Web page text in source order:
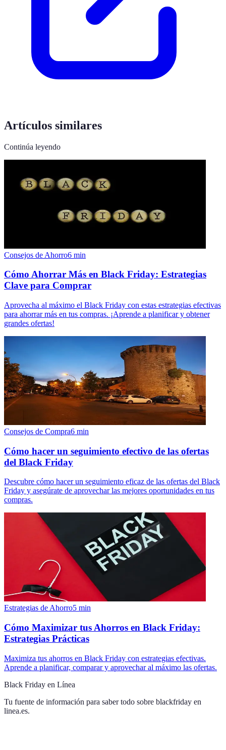
Artículos similares
Continúa leyendo
Consejos de Ahorro6 min
Cómo Ahorrar Más en Black Friday: Estrategias
Clave para Comprar
Aprovecha al máximo el Black Friday con estas estrategias efectivas
para ahorrar más en tus compras. ¡Aprende a planificar y obtener
grandes ofertas!
Consejos de Compra6 min
Cómo hacer un seguimiento efectivo de las ofertas
del Black Friday
Descubre cómo hacer un seguimiento eficaz de las ofertas del Black
Friday y asegúrate de aprovechar las mejores oportunidades en tus
compras.
Estrategias de Ahorro5 min
Cómo Maximizar tus Ahorros en Black Friday:
Estrategias Prácticas
Maximiza tus ahorros en Black Friday con estrategias efectivas.
Aprende a planificar, comparar y aprovechar al máximo las ofertas.
Black Friday en Línea
Tu fuente de información para saber todo sobre blackfriday en
linea.es.